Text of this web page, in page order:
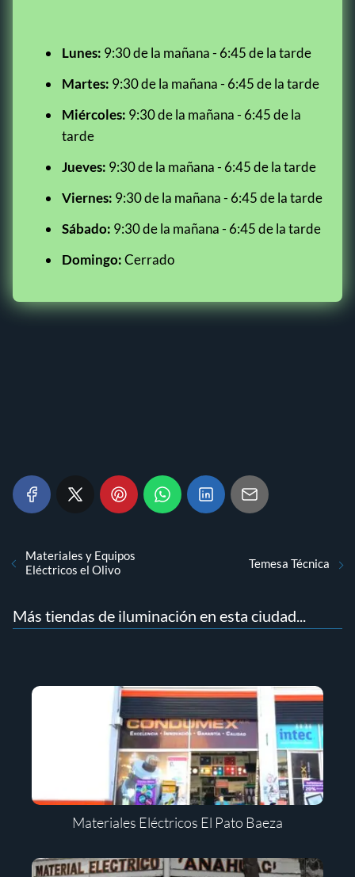
Lunes: 9:30 de la mañana - 6:45 de la tarde
Martes: 9:30 de la mañana - 6:45 de la tarde
Miércoles: 9:30 de la mañana - 6:45 de la
tarde
Jueves: 9:30 de la mañana - 6:45 de la tarde
Viernes: 9:30 de la mañana - 6:45 de la tarde
Sábado: 9:30 de la mañana - 6:45 de la tarde
Domingo:Cerrado
Materiales y Equipos
Eléctricos el Olivo
Temesa Técnica
Más tiendas de iluminación en esta ciudad...
Materiales Eléctricos El Pato Baeza